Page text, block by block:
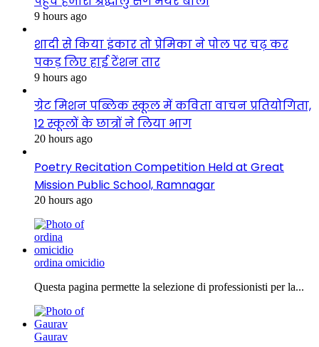
9 hours ago
शादी से किया इंकार तो प्रेमिका ने पोल पर चढ़ कर
पकड़ लिए हाई टेंशन तार
9 hours ago
ग्रेट मिशन पब्लिक स्कूल में कविता वाचन प्रतियोगिता,
12 स्कूलों के छात्रों ने लिया भाग
20 hours ago
Poetry Recitation Competition Held at Great
Mission Public School, Ramnagar
20 hours ago
ordina omicidio
Questa pagina permette la selezione di professionisti per la...
Gaurav